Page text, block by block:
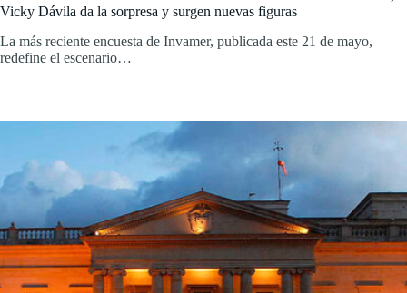
Vicky Dávila da la sorpresa y surgen nuevas figuras
La más reciente encuesta de Invamer, publicada este 21 de mayo,
redefine el escenario…